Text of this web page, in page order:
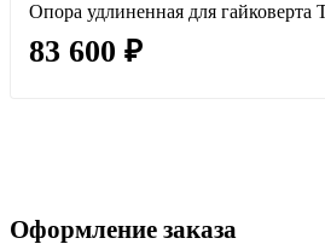
Опора удлиненная для
83 600 ₽
Оформление заказа